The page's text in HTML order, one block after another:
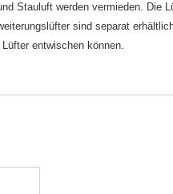
Stauluft werden vermieden. Die
sind separat
entwischen können.